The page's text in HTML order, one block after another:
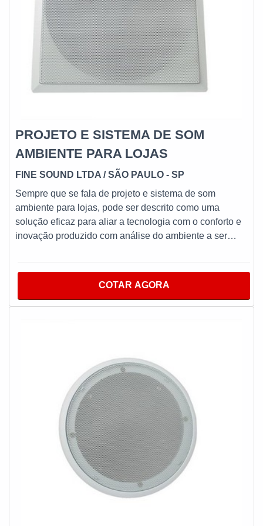
PROJETO E SISTEMA DE SOM
AMBIENTE PARA LOJAS
FINE SOUND LTDA / SÃO PAULO - SP
Sempre que se fala de projeto e sistema de som
ambiente para lojas, pode ser descrito como uma
solução eficaz para aliar a tecnologia com o conforto e
inovação produzido com análise do ambiente a ser
IMPORTANTES SOBRE O PRODUTOÉ uma obra
em espaços residenciais ou empresariais. Nesses
tablet, um ponto de extrema importância para segmentos
como lojas, escolas, residências, consultórios e entre
outros. Além disso, esse produto tem:Bom custo
benefício;Qualidade;Eficiência.O que temos que ter
sempre em mente é que tem como marca da usabilidade
na rotina diária tornar o ambiente mais confortável,
melhora a disposição do cliente, transmitir a identidade
da empresa, influenciar na decisão de compra do cliente
e comunicar anúncios e promoções.Tais fatores
garantem aumento da qualidade com retenção dos
COTAR AGORA